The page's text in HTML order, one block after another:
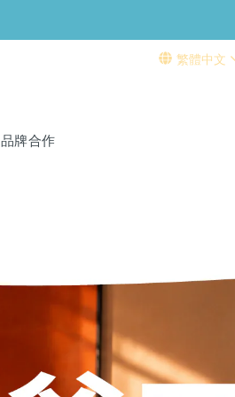
繁體中文
品牌合作